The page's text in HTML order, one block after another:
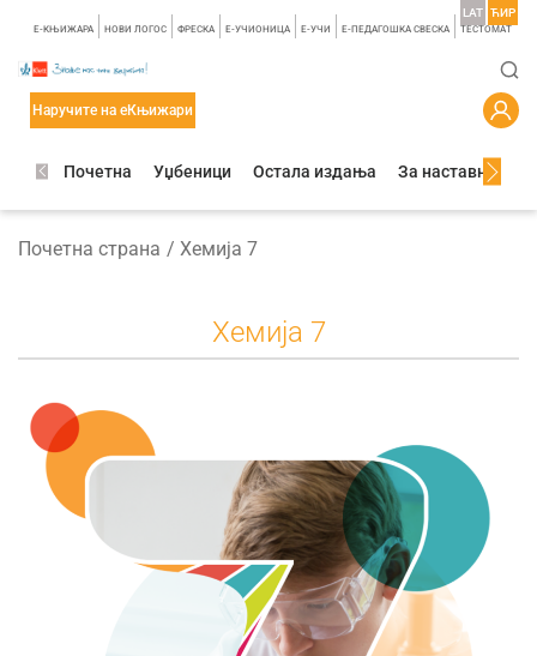
E-КЊИЖАРА НОВИ ЛОГОС ФРЕСКА E-УЧИОНИЦА E-УЧИ Е-ПЕДАГОШКА СВЕСКА TЕСТОМАТ
LAT ЋИР
Наручите на еКњижари
Почетна Уџбеници Остала издања За наставнике
Почетна страна Хемија 7
Хемија 7